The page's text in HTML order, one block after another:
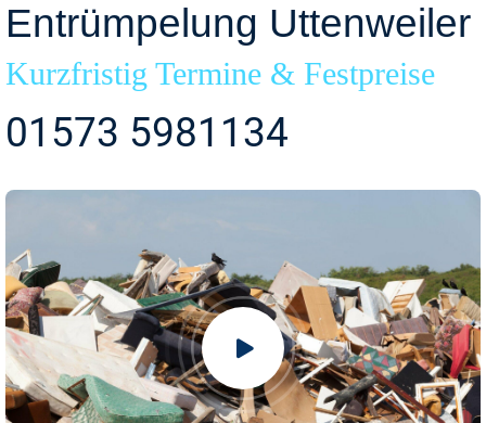
Entrümpelung Uttenweiler
Kurzfristig Termine & Festpreise
01573 5981134